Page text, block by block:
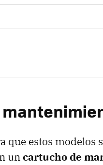
que estos modelos
uncartucho de